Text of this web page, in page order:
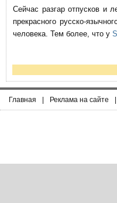
Сейчас разгар отпусков и
прекрасного русско-
человека. Тем более, что у
Главная | Реклама на сайте |